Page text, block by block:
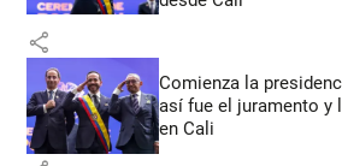
share
Comienza la
así fue el juramento y
en Cali